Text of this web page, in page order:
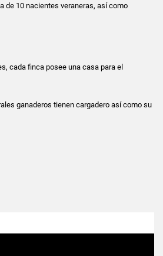
de 10 nacientes veraneras, así como
cada finca posee una casa para el
ganaderos tienen cargadero así como su